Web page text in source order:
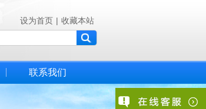
设为首页 | 收藏本站
联系我们